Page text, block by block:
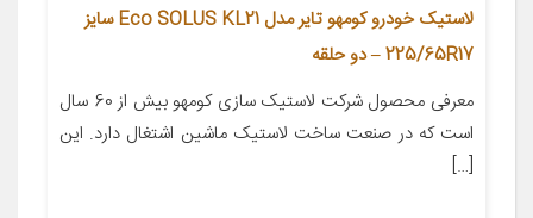
لاستیک خودرو کومهو تایر مدل Eco SOLUS KL21 سایز
225/65R17 – دو حلقه
معرفی محصول شرکت لاستیک سازی کومهو بیش از 60 سال
است که در صنعت ساخت لاستیک ماشین اشتغال دارد. این
[…]